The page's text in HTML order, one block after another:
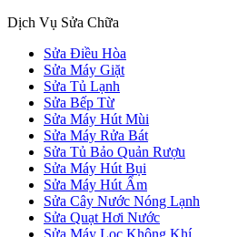
Dịch Vụ Sửa Chữa
Sửa Điều Hòa
Sửa Máy Giặt
Sửa Tủ Lạnh
Sửa Bếp Từ
Sửa Máy Hút Mùi
Sửa Máy Rửa Bát
Sửa Tủ Bảo Quản Rượu
Sửa Máy Hút Bụi
Sửa Máy Hút Ẩm
Sửa Cây Nước Nóng Lạnh
Sửa Quạt Hơi Nước
Sửa Máy Lọc Không Khí